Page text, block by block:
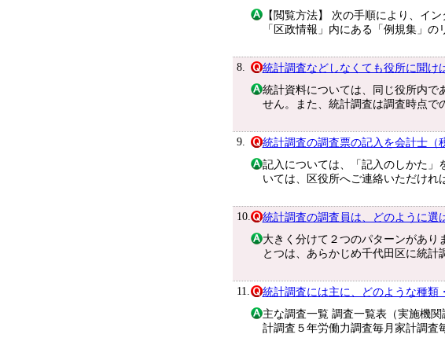
【閲覧方法】 次の手順により、イ
「区政情報」内にある「例規集」
8.
統計調査などしなくても役所に聞け
統計資料については、同じ役所内で
せん。また、統計調査は調査時点
9.
統計調査の調査票の記入を会計士（
記入については、「記入のしかた」
いては、区役所へご連絡いただけ
10.
統計調査の調査員は、どのように選
大きく分けて２つのパターンがあり
とつは、あらかじめ千代田区に統
11.
統計調査には主に、どのような種類
主な調査一覧 調査一覧表（実施機
計調査５年労働力調査毎月家計調